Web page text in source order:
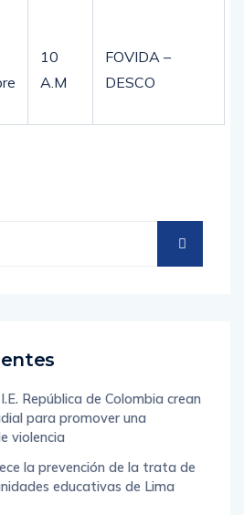
10
A.M
FOVIDA –
DESCO
República de Colombia crean
para promover una
violencia
la prevención de la trata de
educativas de Lima